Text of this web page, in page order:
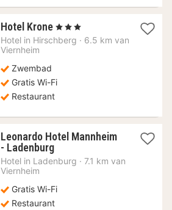
Hotel Krone 1
nacht
vanaf
, 3 Sterren
Hotel in Hirschberg · 6.5 km van
Viernheim
Zwembad
Gratis Wi-Fi
Restaurant
Leonardo Hotel Mannheim
- Ladenburg1
nacht
vanaf
€
Hotel in Ladenburg · 7.1 km van
Viernheim
Gratis Wi-Fi
Restaurant